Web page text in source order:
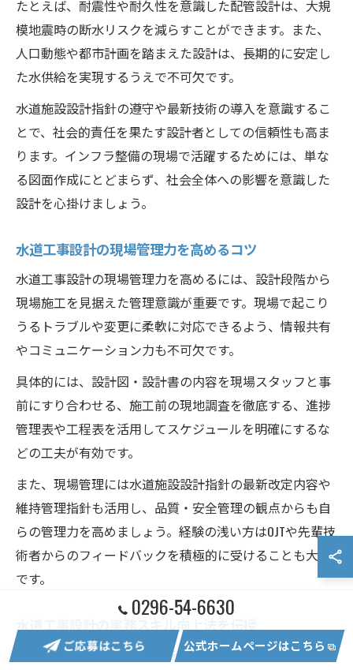
たとえば、耐震性や耐久性を意識した配管設計は、大規
模地震時の断水リスクを減らすことができます。また、
人口動態や都市計画を踏まえた設計は、長期的に安定し
た水供給を実現するうえで不可欠です。
水道施設設計指針の遵守や最新技術の導入を意識するこ
とで、社会的責任を果たす設計者としての信頼性も高ま
ります。インフラ整備の現場で活躍するためには、単な
る図面作成にとどまらず、社会全体への影響を意識した
設計を心掛けましょう。
水道工事設計の現場管理力を高めるコツ
水道工事設計の現場管理力を高めるには、設計段階から
現場施工を見据えた管理意識が重要です。現場で起こり
うるトラブルや変更に柔軟に対応できるよう、情報共有
やコミュニケーション力も不可欠です。
具体的には、設計図・設計書の内容を現場スタッフと事
前にすり合わせる、施工前の現地調査を徹底する、進捗
管理表や工程表を活用してスケジュールを明確にするな
どの工夫が有効です。
また、現場管理には水道施設設計指針の最新改定内容や
維持管理指針も活用し、品質・安全管理の観点からも自
らの管理力を高めましょう。経験の浅い方はOJTや先輩技
術者からのフィードバックを積極的に受けることも大切
です。
水道工事設計の実務スキルを高めるためには、体系的な
0296-54-6630
ご応募はこちら 公式ホームページはこちら